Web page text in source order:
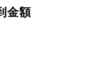
金額